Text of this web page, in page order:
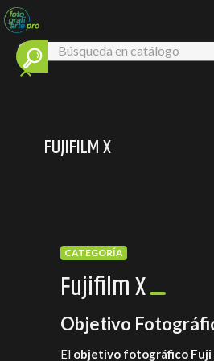
clear
FUJIFILM X
CATEGORÍA
Fujifilm X
Objetivo
El objetivo fotográfico Fuji